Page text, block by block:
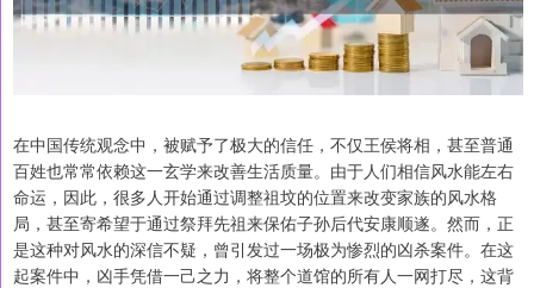
在中国传统观念中，被赋予了极大的信任，不仅王侯将相，甚至普通
百姓也常常依赖这一玄学来改善生活质量。由于人们相信风水能左右
命运，因此，很多人开始通过调整祖坟的位置来改变家族的风水格
局，甚至寄希望于通过祭拜先祖来保佑子孙后代安康顺遂。然而，正
是这种对风水的深信不疑，曾引发过一场极为惨烈的凶杀案件。在这
起案件中，凶手凭借一己之力，将整个道馆的所有人一网打尽，这背